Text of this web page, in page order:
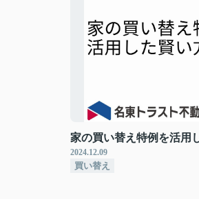
家の買い替え特例を活用
2024.12.09
買い替え